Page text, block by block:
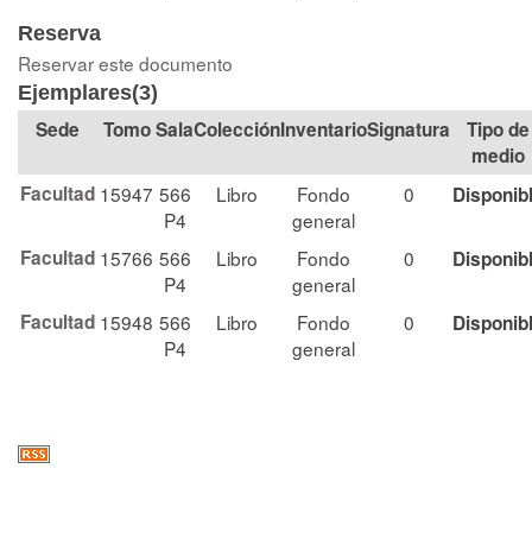
Reserva
Reservar este documento
Ejemplares(3)
Tomo SalaColección Signatura
Tipo de
medio
Facultad 15947 566
P4
Libro
Fondo
general
0
Facultad 15766 566
P4
Libro
Fondo
general
0
Facultad 15948 566
P4
Libro
Fondo
general
0